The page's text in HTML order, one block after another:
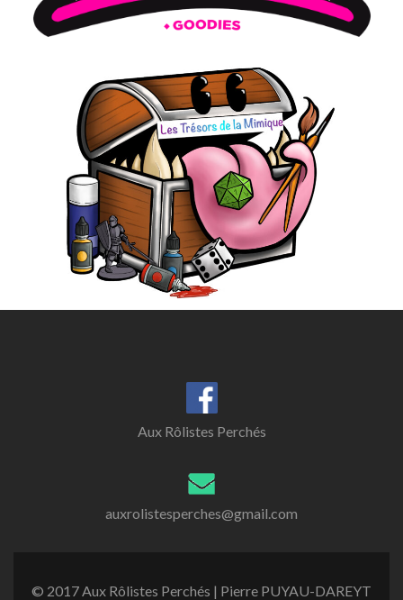
Aux Rôlistes Perchés
auxrolistesperches@gmail.com
© 2017 Aux Rôlistes Perchés | Pierre PUYAU-DAREYT